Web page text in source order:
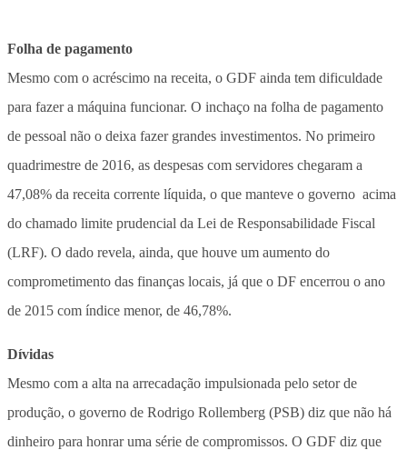
Folha de pagamento
Mesmo com o acréscimo na receita, o GDF ainda tem dificuldade
para fazer a máquina funcionar. O inchaço na folha de pagamento
de pessoal não o deixa fazer grandes investimentos. No primeiro
quadrimestre de 2016, as despesas com servidores chegaram a
47,08% da receita corrente líquida, o que manteve o governo acima
do chamado limite prudencial da Lei de Responsabilidade Fiscal
(LRF). O dado revela, ainda, que houve um aumento do
comprometimento das finanças locais, já que o DF encerrou o ano
de 2015 com índice menor, de 46,78%.
Dívidas
Mesmo com a alta na arrecadação impulsionada pelo setor de
produção, o governo de Rodrigo Rollemberg (PSB) diz que não há
dinheiro para honrar uma série de compromissos. O GDF diz que